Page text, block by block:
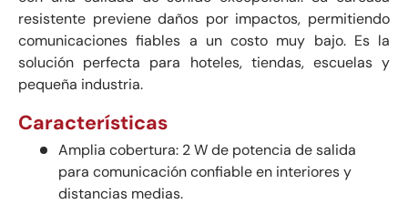
resistente previene daños por impactos, permitiendo
comunicaciones fiables a un costo muy bajo. Es la
solución perfecta para hoteles, tiendas, escuelas y
pequeña industria.
Características
Amplia cobertura: 2 W de potencia de salida
para comunicación confiable en interiores y
distancias medias.